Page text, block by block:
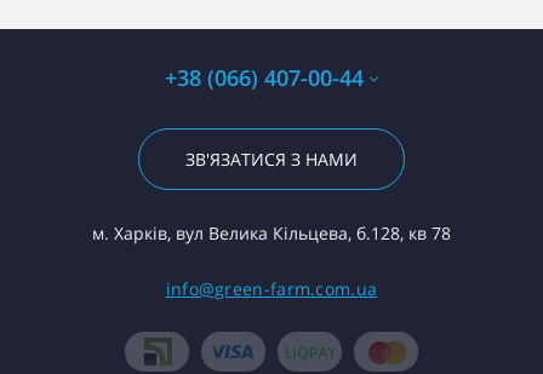
+38 (066) 407-00-44
ЗВ'ЯЗАТИСЯ З НАМИ
м. Харків, вул Велика Кільцева, б.128, кв 78
info@green-farm.com.ua